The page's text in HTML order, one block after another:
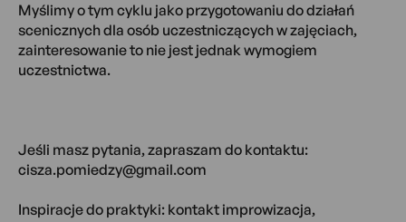
Myślimy o tym cyklu jako przygotowaniu do działań
scenicznych dla osób uczestniczących w zajęciach,
zainteresowanie to nie jest jednak wymogiem
uczestnictwa.
Jeśli masz pytania, zapraszam do kontaktu:
cisza.pomiedzy@gmail.com
Inspiracje do praktyki: kontakt improwizacja,